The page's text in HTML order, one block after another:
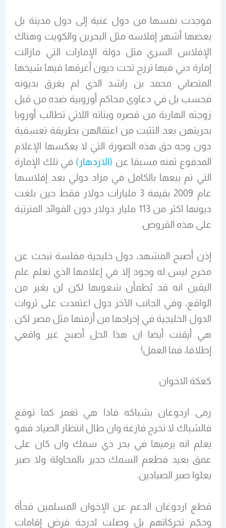
فوجدت نفسها من دول غنية إلى دول مدينة بل
بعضها أشهر إفلاسه مثل البحرين والكويت وهناك
الإفلاس السري مثل دولة الإمارات التي مازالت
إمارة دبي فيها ترزح تحت ديون أغرقها فيها شيخها
المتصابي محمد بن راشد الذي لم يغرق بديونه
فحسب بل في دعاوى محاكم أوروبية ضده من قبل
زوجته الهاربة من قصره وبناته اللاتي تطالب أوروبا
بحريتهن بعد التثبت من اعتقالهن بطريقة تعسفية
دون وجه حق هذه الصورة التي لا يعكسها الإعلام
المدفوع ثمنه مسبقا عن (الازدهار) في تلك الإمارة
التي تم بيعها بالكامل في مزاد دولي بعد إفلاسها
عام 2009 بقيمة 3 مليارات دولار فقط حين بلغت
ديونها اكثر من 113 مليار دولار دون الفوائد المترتبة
على هذه القروض.
إذن أصبح المشهد، دول خليجية مفلسة تبحث عن
مخرج ليس له وجود إلا في إعلامها الذي تعلم علم
اليقين انه قد يُطمأن شعوبها لكن لن يغير من
الواقع، وفي الجانب الآخر دول اعتمدت على ثروات
الدول الخليجية في إخراجها من أزمتها مثل مصر لكن
هي أيقنت أيضا ان هذا الحل أصبح غير واقعي
إطلاقا، فما العمل!
كعكة الاخوان
رمى اردوغان بشباكه فاذا هي تغمز كما توقع
فالشباك لا تخرج فارغة وان طال انتظار الصياد فهو
يعلم انه يرميها في بحر ذي سمك وان كان على
عمق بعيد فطعم السمك جدير بالمحاولة ولا صبر
يعلوا صبر الصيادين.
قطع اردوغان الدعم عن الإخوان المسلمين فجأة
وحجّم تحركاتهم بل وصلت لدرجة فرض إقامات